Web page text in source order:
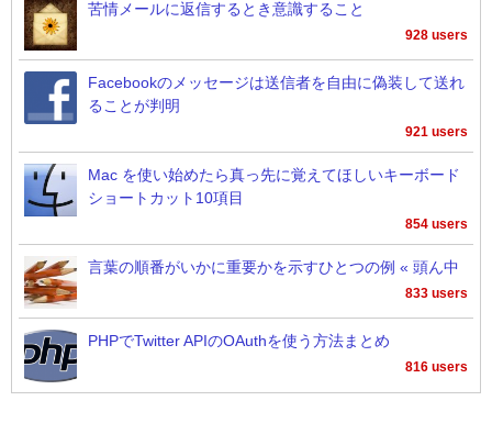
苦情メールに返信するとき意識すること
928 users
Facebookのメッセージは送信者を自由に偽装して送れ
ることが判明
921 users
Mac を使い始めたら真っ先に覚えてほしいキーボード
ショートカット10項目
854 users
言葉の順番がいかに重要かを示すひとつの例 « 頭ん中
833 users
PHPでTwitter APIのOAuthを使う方法まとめ
816 users